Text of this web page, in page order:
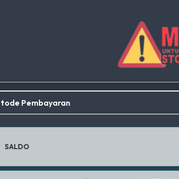
Pembayaran
SALDO